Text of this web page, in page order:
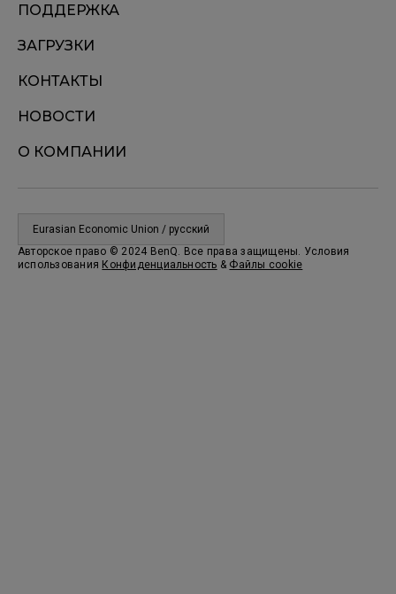
ПОДДЕРЖКА
ЗАГРУЗКИ
КОНТАКТЫ
НОВОСТИ
О КОМПАНИИ
Eurasian Economic Union / русский
Авторское право © 2024 BenQ. Все права защищены. Условия
использования Конфиденциальность & Файлы cookie